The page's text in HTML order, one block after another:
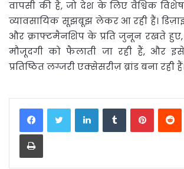
वापसी की है, जो देश के लिए वैश्विक
व्यावसायिक सूझबूझ लेकर आ रही हैं।
और क्राफ्टमैनशिप के प्रति जुनून रखते हुए,
मौजूदगी को फैलाती जा रही हैं, और
प्रतिष्ठित लग्जरी एक्सेसरीज़ ब्रांड बना रही
LinkedInTumblr
Print